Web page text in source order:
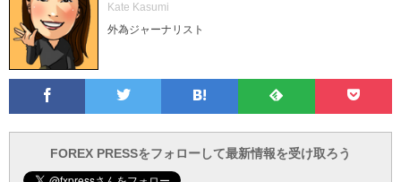
Kate Kasumi
外為ジャーナリスト
Twitter
て
ブ
で
ォ
ロ
ー
で
と
で
FOREX PRESSをフォローして最新情報を受け取ろう